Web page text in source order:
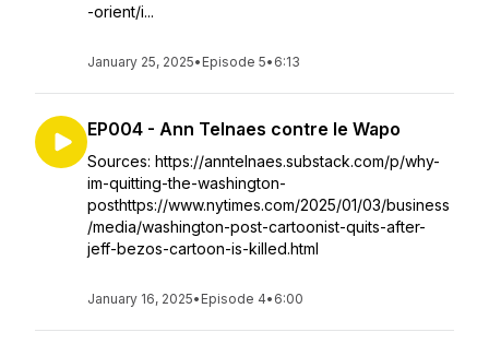
-orient/i...
January 25, 2025• Episode 5• 6:13
EP004 - Ann Telnaes contre le Wapo
Sources: https://anntelnaes.substack.com/p/why-
im-quitting-the-washington-
posthttps://www.nytimes.com/2025/01/03/business
/media/washington-post-cartoonist-quits-after-
jeff-bezos-cartoon-is-killed.html
January 16, 2025• Episode 4• 6:00